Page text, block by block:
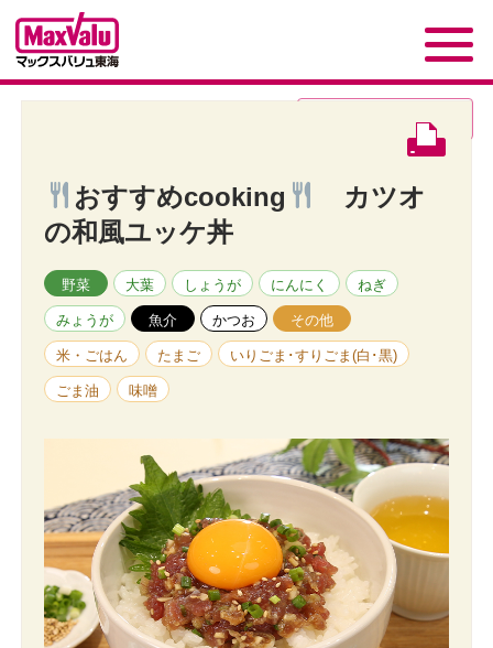
レシピページトップ
おすすめcooking
カツオ
の和風ユッケ丼
野菜 大葉 しょうが にんにく ねぎ
みょうが 魚介 かつお その他
米・ごはん たまご いりごま･すりごま(白･黒)
ごま油 味噌